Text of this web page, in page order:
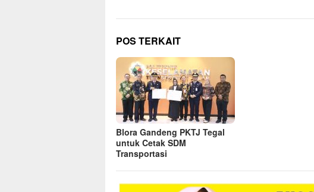
POS TERKAIT
Blora Gandeng PKTJ Tegal
untuk Cetak SDM
Transportasi